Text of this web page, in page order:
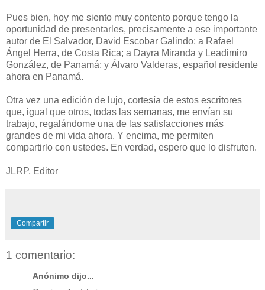
Pues bien, hoy me siento muy contento porque tengo la
oportunidad de presentarles, precisamente a ese importante
autor de El Salvador, David Escobar Galindo; a Rafael
Ángel Herra, de Costa Rica; a Dayra Miranda y Leadimiro
González, de Panamá; y Álvaro Valderas, español residente
ahora en Panamá.
Otra vez una edición de lujo, cortesía de estos escritores
que, igual que otros, todas las semanas, me envían su
trabajo, regalándome una de las satisfacciones más
grandes de mi vida ahora. Y encima, me permiten
compartirlo con ustedes. En verdad, espero que lo disfruten.
JLRP, Editor
Compartir
1 comentario:
Anónimo dijo...